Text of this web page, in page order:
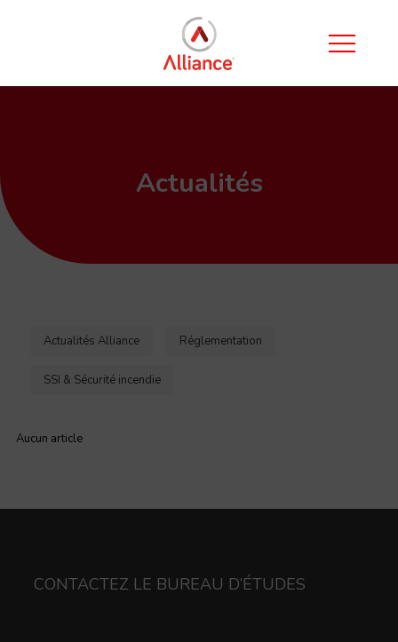
Actualités
Actualités Alliance Réglementation
SSI & Sécurité incendie
Aucun article
CONTACTEZ LE BUREAU D’ÉTUDES